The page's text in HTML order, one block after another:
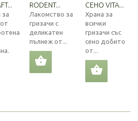
за
RODENT...
Лакомство за
гризачи с
деликатен
пълнеж от...
СЕНО VITA...
Храна за
всички
гризачи със
сено добито
от...